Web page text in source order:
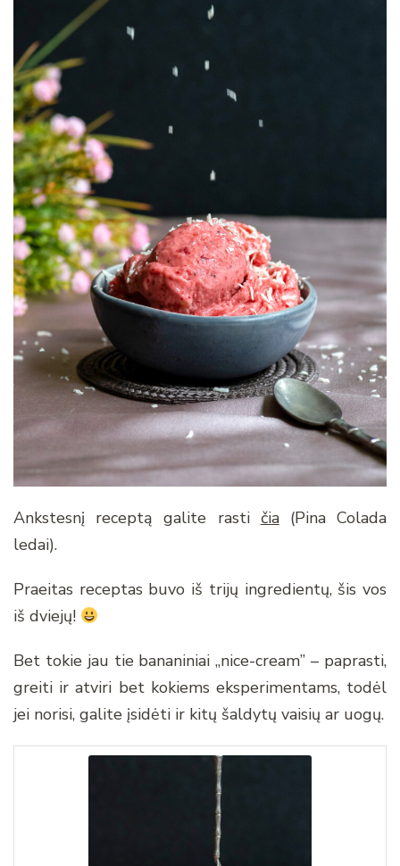
Ankstesnį receptą galite rasti čia(Pina Colada
ledai).
Praeitas receptas buvo iš trijų ingredientų, šis vos
iš dviejų!
Bet tokie jau tie bananiniai „nice-cream” – paprasti,
greiti ir atviri bet kokiems eksperimentams, todėl
jei norisi, galite įsidėti ir kitų šaldytų vaisių ar uogų.